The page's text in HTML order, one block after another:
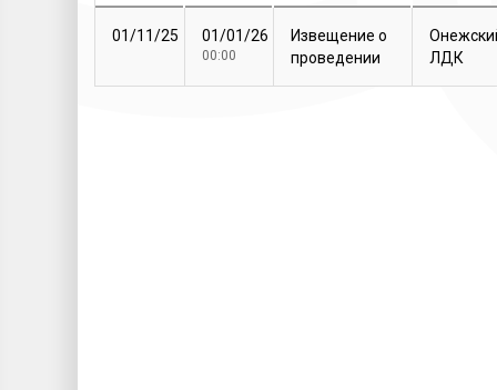
01/11/25 01/01/26
00:00
Извещение о
проведении
ЛДК